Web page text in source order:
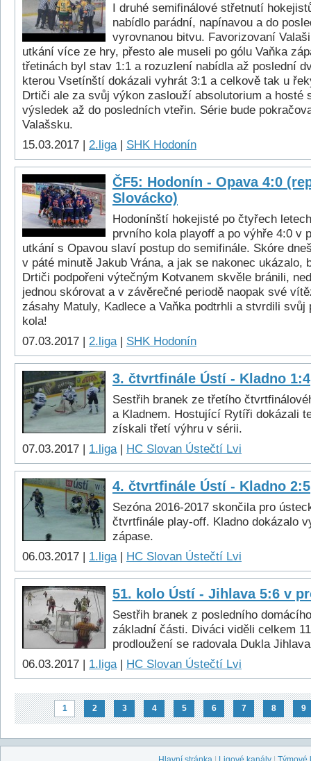
I druhé semifinálové střetnutí
nabídlo parádní, napínavou a do
vyrovnanou bitvu. Favorizovaní
utkání více ze hry, přesto ale museli po gólu Vaňka
třetinách byl stav 1:1 a rozuzlení nabídla až poslední
kterou Vsetínští dokázali vyhrát 3:1 a celkově tak u
Drtiči ale za svůj výkon zaslouží absolutorium a hosté
výsledek až do posledních vteřin. Série bude
Valašsku.
15.03.2017 | 2.liga| SHK Hodonín
ČF5: Hodonín - Opava 4:0
Slovácko)
Hodonínští hokejisté po čtyřech
prvního kola playoff a po výhře 4:0 v
utkání s Opavou slaví postup do semifinále. Skóre
v páté minutě Jakub Vrána, a jak se nakonec ukázalo,
Drtiči podpořeni výtečným Kotvanem skvěle bránili,
jednou skórovat a v závěrečné periodě naopak své
zásahy Matuly, Kadlece a Vaňka podtrhli a stvrdili svůj
kola!
07.03.2017 | 2.liga| SHK Hodonín
3. čtvrtfinále Ústí - Kladno 1:4
Sestřih branek ze třetího
a Kladnem. Hostující Rytíři dokázali
získali třetí výhru v sérii.
07.03.2017 | 1.liga| HC Slovan Ústečtí Lvi
4. čtvrtfinále Ústí - Kladno 2:5
Sezóna 2016-2017 skončila pro
čtvrtfinále play-off. Kladno dokázalo
zápase.
06.03.2017 | 1.liga| HC Slovan Ústečtí Lvi
51. kolo Ústí - Jihlava 5:6 v
Sestřih branek z posledního
základní části. Diváci viděli celkem
prodloužení se radovala Dukla
06.03.2017 | 1.liga| HC Slovan Ústečtí Lvi
1 2 3 4 5 6 7 8 9